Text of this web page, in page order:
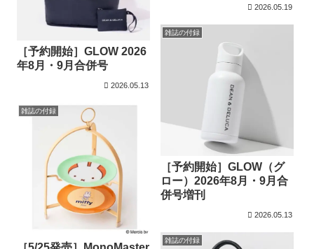
2026.05.19
［予約開始］GLOW 2026
年8月・9月合併号
2026.05.13
雑誌の付録
［予約開始］GLOW（グ
ロー）2026年8月・9月合
併号増刊
2026.05.13
雑誌の付録
雑誌の付録